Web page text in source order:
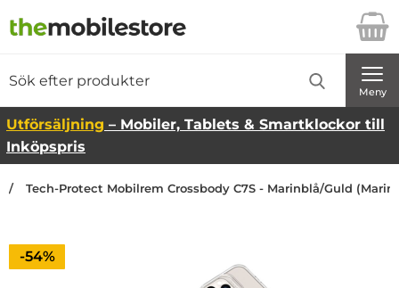
Startsidan för Danira Telecom AB
Meny
Utförsäljning – Mobiler, Tablets & Smartklockor till
Inköpspris
Tech-Protect Mobilrem Crossbody C7S - Marinblå/Guld
Priset är nedsatt med
-54%